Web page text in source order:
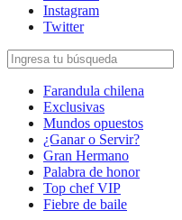
Instagram
Twitter
Farandula chilena
Exclusivas
Mundos opuestos
¿Ganar o Servir?
Gran Hermano
Palabra de honor
Top chef VIP
Fiebre de baile